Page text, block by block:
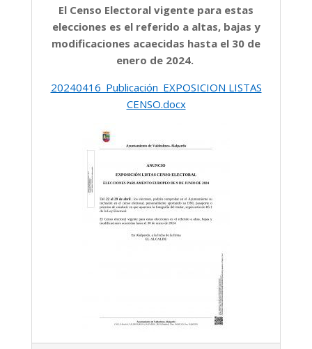
El Censo Electoral vigente para estas
elecciones es el referido a altas, bajas y
modificaciones acaecidas hasta el 30 de
enero de 2024.
20240416_Publicación_EXPOSICION LISTAS
CENSO.docx